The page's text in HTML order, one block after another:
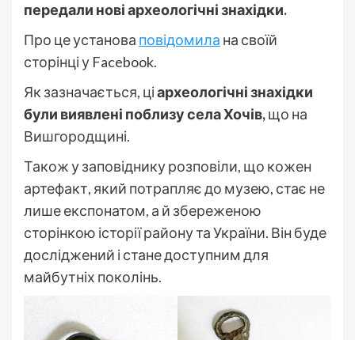
передали нові археологічні знахідки.
Про це установа повідомила на своїй
сторінці у Facebook.
Як зазначається, ціархеологічні знахідки
були виявлені поблизу села Хочів,що на
Вишгородщині.
Також у заповіднику розповіли, що кожен
артефакт, який потрапляє до музею, стає не
лише експонатом, а й збереженою
сторінкою історії району та України. Він буде
досліджений і стане доступним для
майбутніх поколінь.